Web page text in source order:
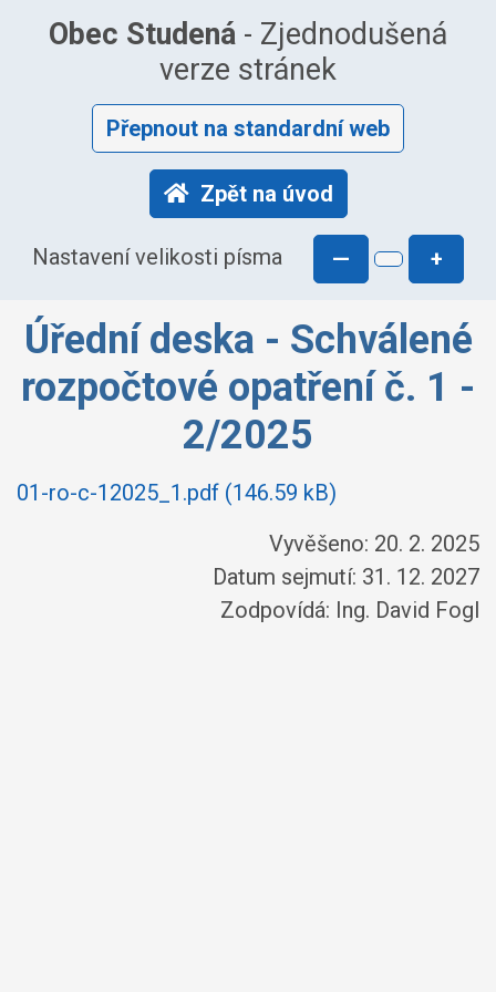
Obec Studená - Zjednodušená
verze stránek
Přepnout na standardní web
Zpět na úvod
Nastavení velikosti písma — +
Úřední deska - Schválené
rozpočtové opatření č. 1 -
2/2025
01-ro-c-12025_1.pdf (146.59 kB)
Vyvěšeno: 20. 2. 2025
Datum sejmutí: 31. 12. 2027
Zodpovídá: Ing. David Fogl